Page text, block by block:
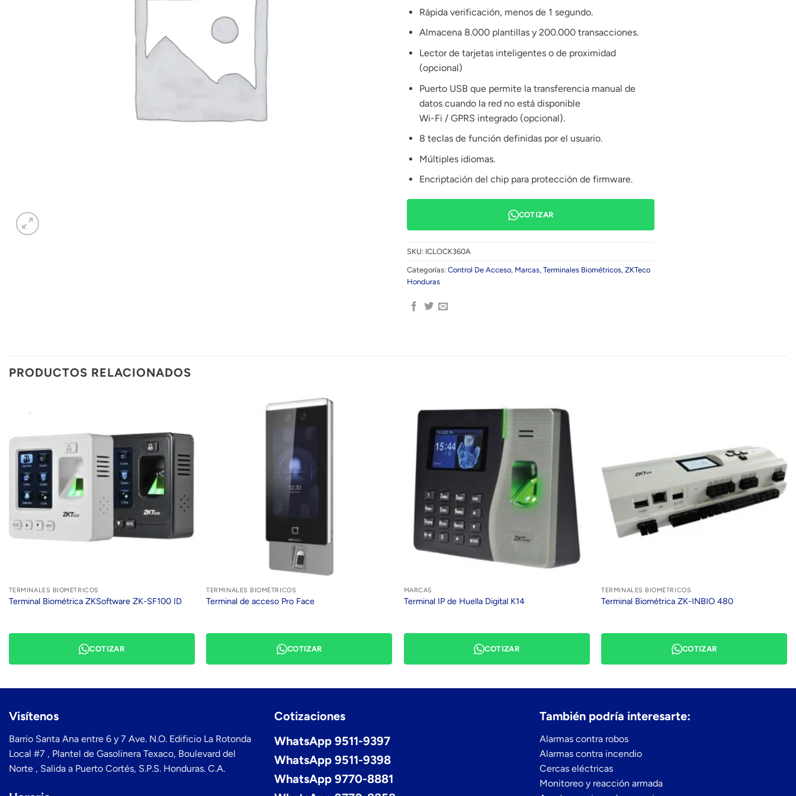
Rápida verificación, menos de 1 segundo.
Almacena 8.000 plantillas y 200.000 transacciones.
Lector de tarjetas inteligentes o de proximidad
(opcional)
Puerto USB que permite la transferencia manual de
datos cuando la red no está disponible
Wi-Fi / GPRS integrado (opcional).
8 teclas de función definidas por el usuario.
Múltiples idiomas.
Encriptación del chip para protección de firmware.
COTIZAR
SKU: ICLOCK360A
Categorías: Control De Acceso, Marcas, Terminales Biométricos, ZKTeco
Honduras
PRODUCTOS RELACIONADOS
TERMINALES BIOMÉTRICOS
Terminal Biométrica ZKSoftware ZK-SF100 ID
COTIZAR
TERMINALES BIOMÉTRICOS
Terminal de acceso Pro Face
COTIZAR
MARCAS
Terminal IP de Huella Digital K14
COTIZAR
TERMINALES BIOMÉTRICOS
Terminal Biométrica ZK-INBIO 480
COTIZAR
Visítenos
Barrio Santa Ana entre 6 y 7 Ave. N.O. Edificio La Rotonda
Local #7 , Plantel de Gasolinera Texaco, Boulevard del
Norte , Salida a Puerto Cortés, S.P.S. Honduras. C.A.
Cotizaciones
WhatsApp 9511-9397
WhatsApp 9511-9398
WhatsApp 9770-8881
También podría interesarte:
Alarmas contra robos
Alarmas contra incendio
Cercas eléctricas
Monitoreo y reacción armada